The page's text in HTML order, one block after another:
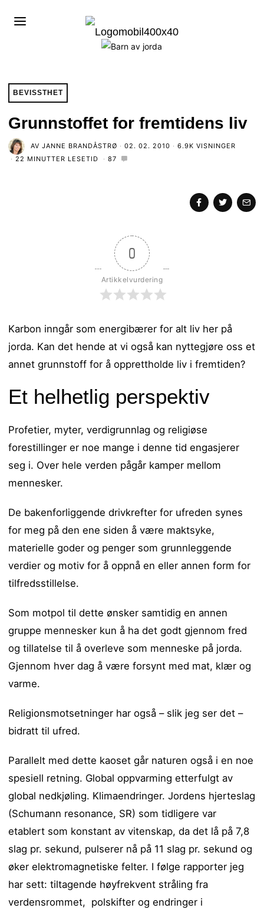
BEVISSTHET
Grunnstoffet for fremtidens liv
AVJANNE BRANDÅSTRØ 02. 02. 2010
6.9K VISNINGER
22 MINUTTER LESETID
87
0
Artikkelvurdering
Karbon inngår som energibærer for alt liv her på
jorda. Kan det hende at vi også kan nyttegjøre oss et
annet grunnstoff for å opprettholde liv i fremtiden?
Et helhetlig perspektiv
Profetier, myter, verdigrunnlag og religiøse
forestillinger er noe mange i denne tid engasjerer
seg i. Over hele verden pågår kamper mellom
mennesker.
De bakenforliggende drivkrefter for ufreden synes
for meg på den ene siden å være maktsyke,
materielle goder og penger som grunnleggende
verdier og motiv for å oppnå en eller annen form for
tilfredsstillelse.
Som motpol til dette ønsker samtidig en annen
gruppe mennesker kun å ha det godt gjennom fred
og tillatelse til å overleve som menneske på jorda.
Gjennom hver dag å være forsynt med mat, klær og
varme.
Religionsmotsetninger har også – slik jeg ser det –
bidratt til ufred.
Parallelt med dette kaoset går naturen også i en noe
spesiell retning. Global oppvarming etterfulgt av
global nedkjøling. Klimaendringer. Jordens hjerteslag
(Schumann resonance, SR) som tidligere var
etablert som konstant av vitenskap, da det lå på 7,8
slag pr. sekund, pulserer nå på 11 slag pr. sekund og
øker elektromagnetiske felter. I følge rapporter jeg
har sett: tiltagende høyfrekvent stråling fra
verdensrommet, polskifter og endringer i